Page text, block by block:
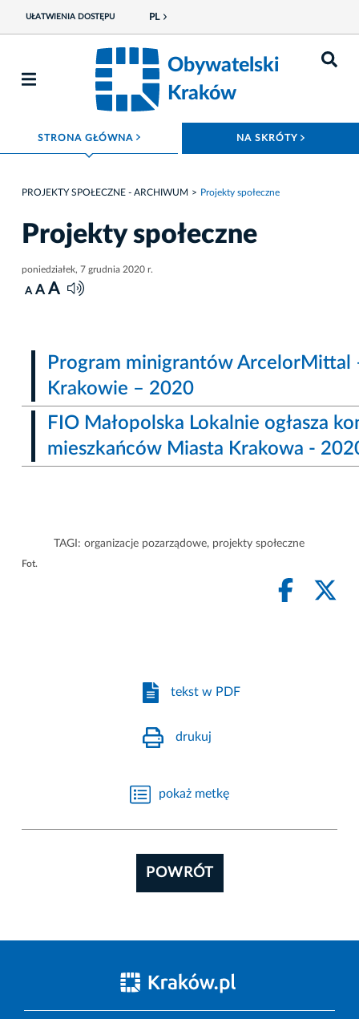
UŁATWIENIA DOSTĘPU PL
Obywatelski
Kraków
STRONA GŁÓWNA ROZWIŃ MENU NA SKRÓTY
PROJEKTY SPOŁECZNE - ARCHIWUM Projekty społeczne
Projekty społeczne
poniedziałek, 7 grudnia 2020 r.
A A A
Program minigrantów ArcelorMittal
Krakowie – 2020
FIO Małopolska Lokalnie ogłasza
mieszkańców Miasta Krakowa -
Fot.
TAGI: organizacje pozarządowe, projekty społeczne
tekst w PDF
drukuj
pokaż metkę
POWRÓT